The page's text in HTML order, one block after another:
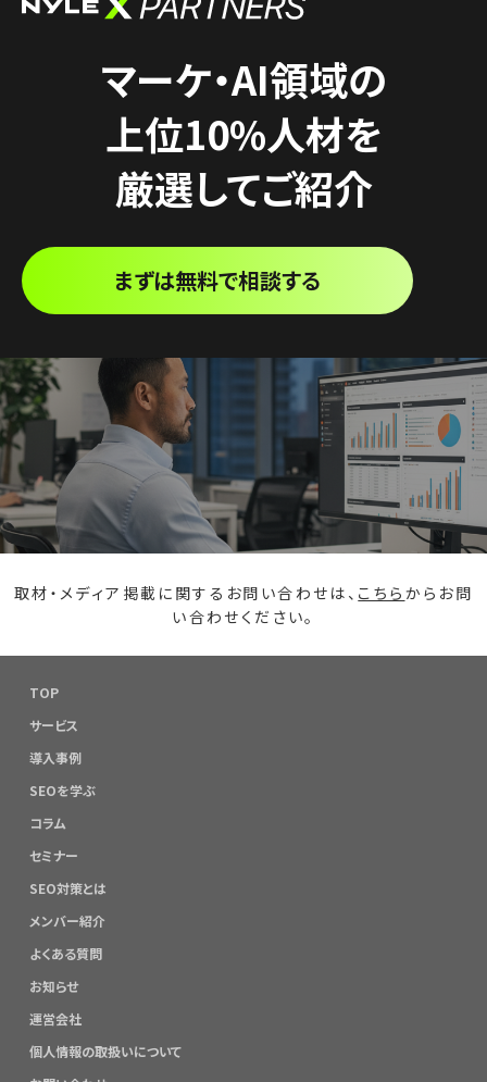
マーケ・AI領域の
上位10%人材を
厳選してご紹介
まずは無料で相談する
取材・メディア掲載に関するお問い合わせは、 こちら からお問
い合わせください。
TOP
サービス
導入事例
SEOを学ぶ
コラム
セミナー
SEO対策とは
メンバー紹介
よくある質問
お知らせ
運営会社
個人情報の取扱いについて